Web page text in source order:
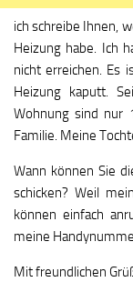
ich schreibe Ihnen,
Heizung habe. Ich
nicht erreichen. Es
Heizung kaputt.
Wohnung sind nur
Familie. Meine
Wann können Sie
schicken? Weil
können einfach
meine
Mit freundlichen